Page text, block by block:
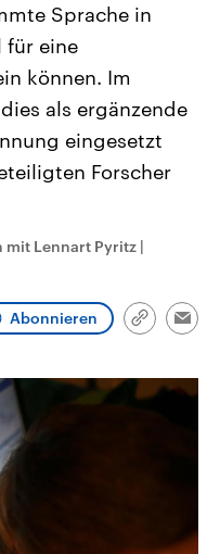
Aktuelle Beiträge,
Hintergründe
Wirtschaftlich und
gehören die Vereinigten
den mächtigsten Ländern
mit großem Einfluss auf
aktuelle Weltgeschehen.
Podcasts
Sprache in
für eine
können. Im
als ergänzende
eingesetzt
Forscher
mit Lennart Pyritz |
Abonnieren
Link